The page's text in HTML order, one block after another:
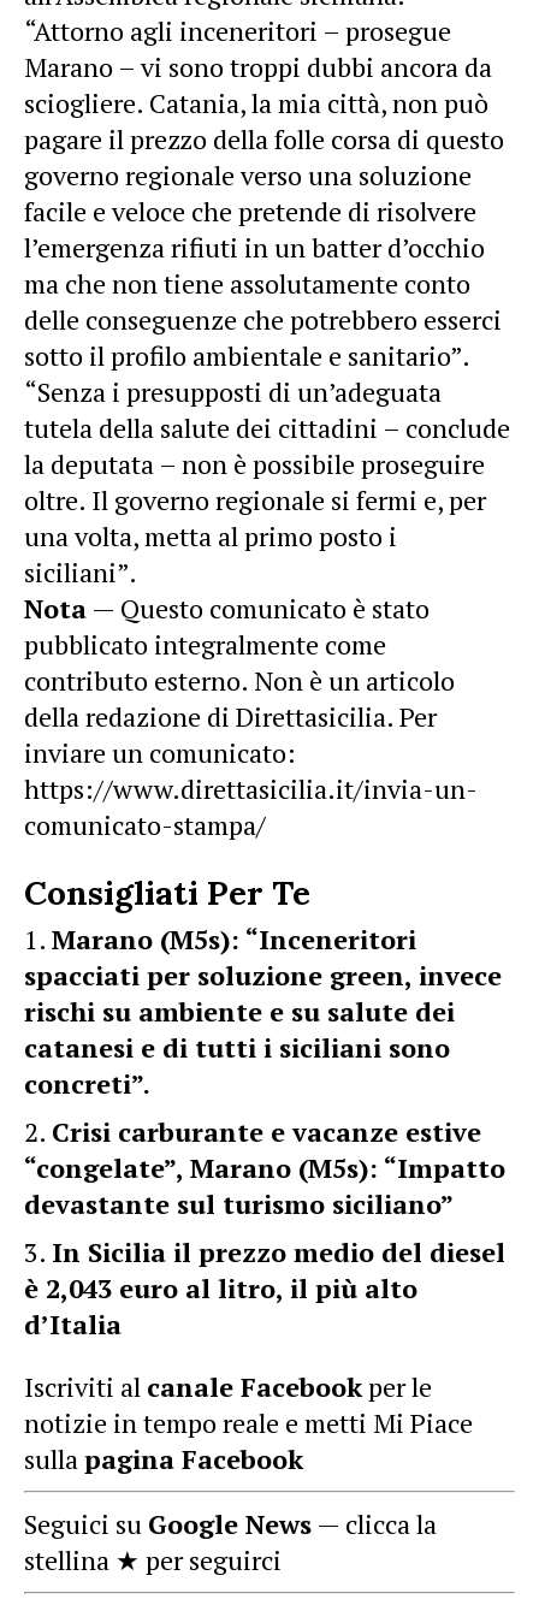
“Attorno agli inceneritori – prosegue
Marano – vi sono troppi dubbi ancora da
sciogliere. Catania, la mia città, non può
pagare il prezzo della folle corsa di questo
governo regionale verso una soluzione
facile e veloce che pretende di risolvere
l’emergenza rifiuti in un batter d’occhio
ma che non tiene assolutamente conto
delle conseguenze che potrebbero esserci
sotto il profilo ambientale e sanitario”.
“Senza i presupposti di un’adeguata
tutela della salute dei cittadini – conclude
la deputata – non è possibile proseguire
oltre. Il governo regionale si fermi e, per
una volta, metta al primo posto i
siciliani”.
Nota — Questo comunicato è stato
pubblicato integralmente come
contributo esterno. Non è un articolo
della redazione di Direttasicilia. Per
inviare un comunicato:
https://www.direttasicilia.it/invia-un-
comunicato-stampa/
Consigliati Per Te
Marano (M5s): “Inceneritori
spacciati per soluzione green, invece
rischi su ambiente e su salute dei
catanesi e di tutti i siciliani sono
concreti”.
Crisi carburante e vacanze estive
“congelate”, Marano (M5s): “Impatto
devastante sul turismo siciliano”
In Sicilia il prezzo medio del diesel
è 2,043 euro al litro, il più alto
d’Italia
Iscriviti al canale Facebookper le
notizie in tempo reale e metti Mi Piace
sullapagina Facebook
Seguici su Google News — clicca la
stellina ★ per seguirci